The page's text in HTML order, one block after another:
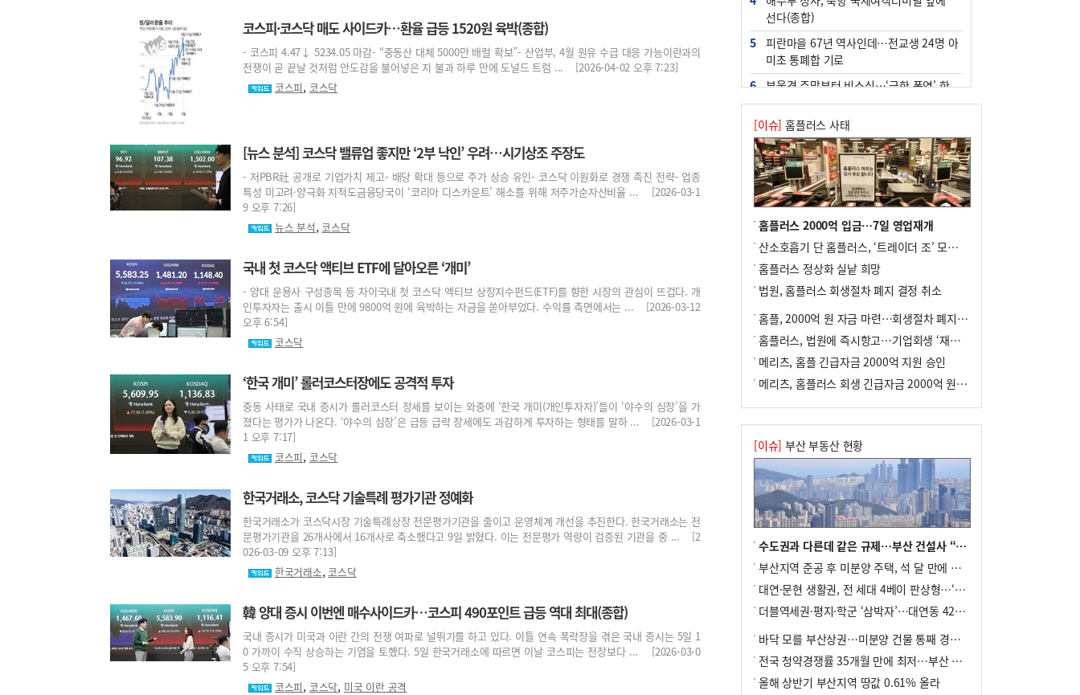
코스피·코스닥 매도 사이드카…환율 급등 1520원 육박(종합)
- 코스피 4.47↓ 5234.05 마감- “중동산 대체 5000만 배럴 확보”- 산업부, 4월 원유 수급 대응 가능이란과의
전쟁이 곧 끝날 것처럼 안도감을 불어넣은 지 불과 하루 만에 도널드 트럼 ... [2026-04-02 오후 7:23]
코스피, 코스닥
[뉴스 분석] 코스닥 밸류업 좋지만 ‘2부 낙인’ 우려…시기상조 주장도
- 저PBR社 공개로 기업가치 제고- 배당 확대 등으로 주가 상승 유인- 코스닥 이원화로 경쟁 촉진 전략- 업종
특성 미고려·양극화 지적도금융당국이 ‘코리아 디스카운트’ 해소를 위해 저주가순자산비율 ... [2026-03-1
9 오후 7:26]
뉴스 분석,코스닥
국내 첫 코스닥 액티브 ETF에 달아오른 ‘개미’
- 양대 운용사 구성종목 등 차이국내 첫 코스닥 액티브 상장지수펀드(ETF)를 향한 시장의 관심이 뜨겁다. 개
인투자자는 출시 이틀 만에 9800억 원에 육박하는 자금을 쏟아부었다. 수익률 측면에서는 ... [2026-03-12
오후 6:54]
코스닥
‘한국 개미’ 롤러코스터장에도 공격적 투자
중동 사태로 국내 증시가 롤러코스터 장세를 보이는 와중에 ‘한국 개미(개인투자자)’들이 ‘야수의 심장’을 가
졌다는 평가가 나온다. ‘야수의 심장’은 급등 급락 장세에도 과감하게 투자하는 형태를 말하 ... [2026-03-1
1 오후 7:17]
코스피, 코스닥
한국거래소, 코스닥 기술특례 평가기관 정예화
한국거래소가 코스닥시장 기술특례상장 전문평가기관을 줄이고 운영체계 개선을 추진한다. 한국거래소는 전
문평가기관을 26개사에서 16개사로 축소했다고 9일 밝혔다. 이는 전문평가 역량이 검증된 기관을 중 ... [2
026-03-09 오후 7:13]
한국거래소,코스닥
韓 양대 증시 이번엔 매수사이드카…코스피 490포인트 급등 역대 최대(종합)
국내 증시가 미국과 이란 간의 전쟁 여파로 널뛰기를 하고 있다. 이틀 연속 폭락장을 겪은 국내 증시는 5일 1
0 가까이 수직 상승하는 기염을 토했다. 5일 한국거래소에 따르면 이날 코스피는 전장보다 ... [2026-03-0
5 오후 7:54]
코스피, 코스닥, 미국 이란 공격
선다(종합)
5
피란마을 67년 역사인데…전교생 24명 아
미초 통폐합 기로
6
부울경 주말부터 비소식…‘극한 폭염’ 한
풀 꺾일 듯
7
“낙동강권 삼락·을숙도·다대포 연결해 서
부산 관광 키우자”
8
오늘의 날씨- 2026년 8월 7일
9
외국인 선원 ‘인신매매 경유지’ 된 부산…
10 [사설] 해수부 신청사 북항으로 확정, 해양
수도 도약의 전환점
[이슈] 홈플러스 사태
홈플러스 2000억 입금…7일 영업재개
산소호흡기 단 홈플러스, ‘트레이더 조’ 모델로 살아날까
홈플러스 정상화 실낱 희망
법원, 홈플러스 회생절차 폐지 결정 취소
홈플, 2000억 원 자금 마련…회생절차 폐지에 즉시항고(종합)
홈플러스, 법원에 즉시항고…기업회생 ‘재도전’
메리츠, 홈플 긴급자금 2000억 지원 승인
메리츠, 홈플러스 회생 긴급자금 2000억 원 지원 승인
[이슈] 부산 부동산 현황
수도권과 다른데 같은 규제…부산 건설사 “쓰러지기 직전”
부산지역 준공 후 미분양 주택, 석 달 만에 다시 3000가구 넘어서
대연·문현 생활권, 전 세대 4베이 판상형…‘더샵 트리센트’ 내달 분양
더블역세권·평지·학군 ‘삼박자’…대연동 42층 브랜드 단지
바닥 모를 부산상권…미분양 건물 통째 경매도
전국 청약경쟁률 35개월 만에 최저…부산 미분양 ‘적체’ 심화
올해 상반기 부산지역 땅값 0.61% 올라